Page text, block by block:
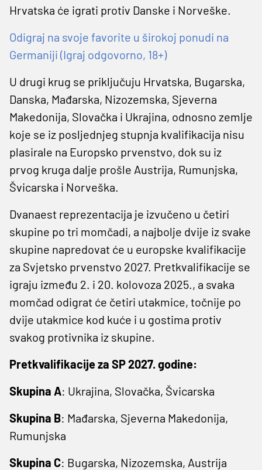
Hrvatska će igrati protiv Danske i Norveške.
Odigraj na svoje favorite u širokoj ponudi na
Germaniji (Igraj odgovorno, 18+)
U drugi krug se priključuju Hrvatska, Bugarska,
Danska, Mađarska, Nizozemska, Sjeverna
Makedonija, Slovačka i Ukrajina, odnosno zemlje
koje se iz posljednjeg stupnja kvalifikacija nisu
plasirale na Europsko prvenstvo, dok su iz
prvog kruga dalje prošle Austrija, Rumunjska,
Švicarska i Norveška.
Dvanaest reprezentacija je izvučeno u četiri
skupine po tri momčadi, a najbolje dvije iz svake
skupine napredovat će u europske kvalifikacije
za ​​Svjetsko prvenstvo 2027. Pretkvalifikacije se
igraju između 2. i 20. kolovoza 2025., a svaka
momčad odigrat će četiri utakmice, točnije po
dvije utakmice kod kuće i u gostima protiv
svakog protivnika iz skupine.
Pretkvalifikacije za SP 2027. godine:
Skupina A: Ukrajina, Slovačka, Švicarska
Skupina B: Mađarska, Sjeverna Makedonija,
Rumunjska
Skupina C: Bugarska, Nizozemska, Austrija